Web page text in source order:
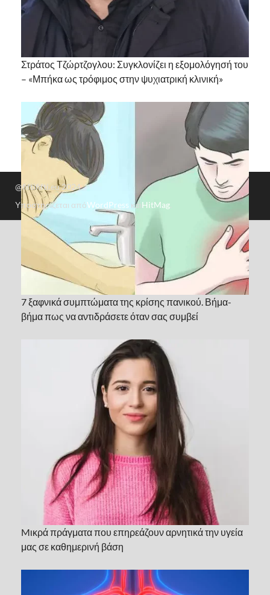
Στράτος Τζώρτζογλου: Συγκλονίζει η εξομολόγησή του
– «Μπήκα ως τρόφιμος στην ψυχιατρική κλινική»
7 ξαφνικά συμπτώματα της κρίσης πανικού. Βήμα-
βήμα πως να αντιδράσετε όταν σας συμβεί
Mικρά πράγματα που επηρεάζουν αρνητικά την υγεία
μας σε καθημερινή βάση
@fiftififti.eu 2024
Υποστηρίζεται απόWordPress καιHitMag